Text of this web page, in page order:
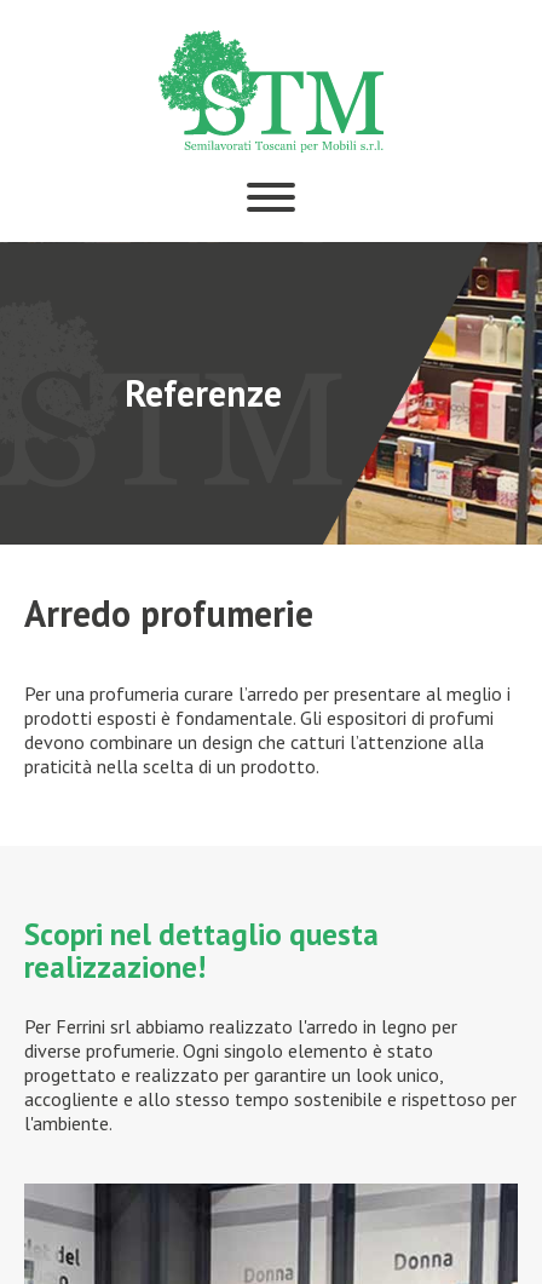
Referenze
Arredo profumerie
Per una profumeria curare l’arredo per presentare al meglio i
prodotti esposti è fondamentale. Gli espositori di profumi
devono combinare un design che catturi l’attenzione alla
praticità nella scelta di un prodotto.
Scopri nel dettaglio questa
realizzazione!
Per Ferrini srl abbiamo realizzato l'arredo in legno per
diverse profumerie. Ogni singolo elemento è stato
progettato e realizzato per garantire un look unico,
accogliente e allo stesso tempo sostenibile e rispettoso per
l'ambiente.